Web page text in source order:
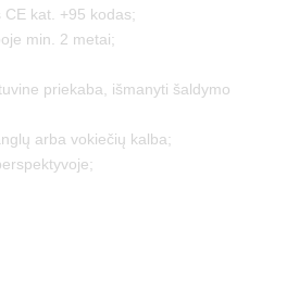
CE kat. +95 kodas;
min. 2 metai;
priekaba, išmanyti šaldymo
arba vokiečių kalba;